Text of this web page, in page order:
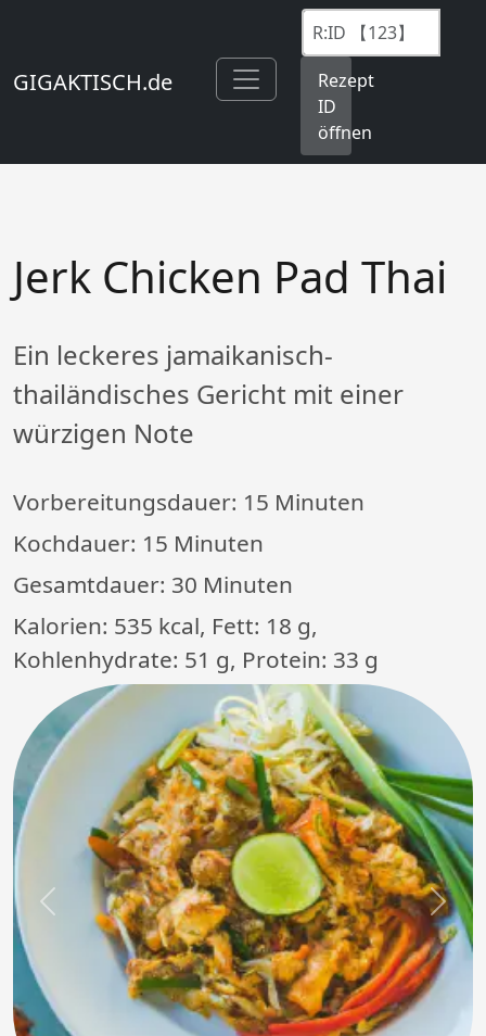
GIGAKTISCH.de
Rezept
ID
öffnen
Jerk Chicken Pad Thai
Ein leckeres jamaikanisch-
thailändisches Gericht mit einer
würzigen Note
Vorbereitungsdauer: 15 Minuten
Kochdauer: 15 Minuten
Gesamtdauer: 30 Minuten
Kalorien: 535 kcal, Fett: 18 g,
Kohlenhydrate: 51 g, Protein: 33 g
Previous Next